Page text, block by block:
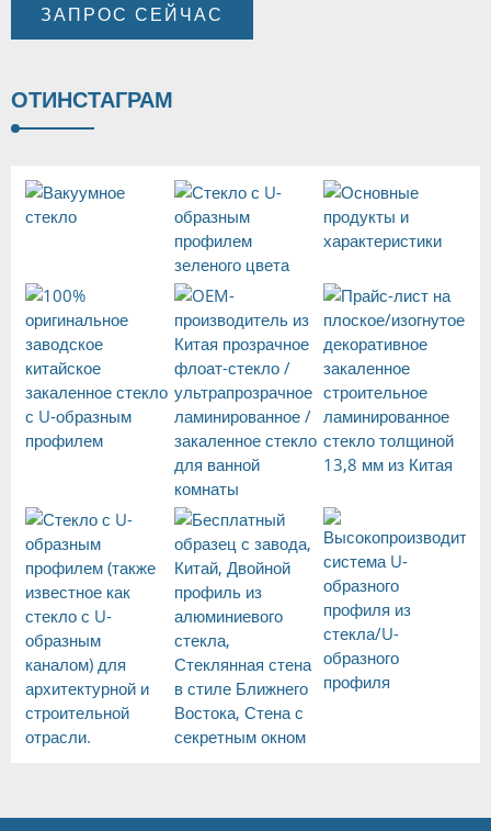
ЗАПРОС СЕЙЧАС
ОТИНСТАГРАМ